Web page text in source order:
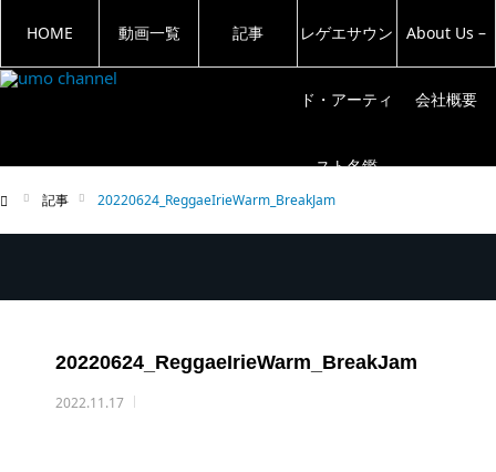
HOME 動画一覧 記事 レゲエサウン
ド・アーティ
スト名鑑
About Us –
会社概要
記事 20220624_ReggaeIrieWarm_BreakJam
20220624_ReggaeIrieWarm_BreakJam
2022.11.17